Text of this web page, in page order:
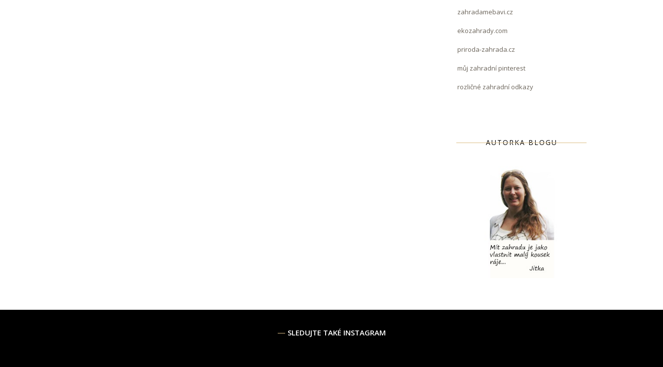
zahradamebavi.cz
ekozahrady.com
priroda-zahrada.cz
můj zahradní pinterest
rozličné zahradní odkazy
AUTORKA BLOGU
SLEDUJTE TAKÉ INSTAGRAM